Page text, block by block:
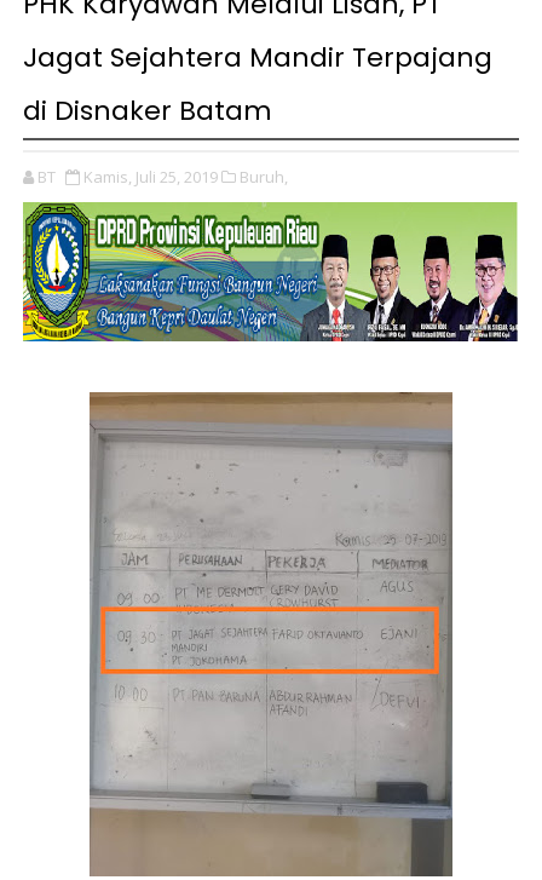
Jagat Sejahtera Mandir Terpajang
di Disnaker Batam
BT Kamis, Juli 25, 2019 Buruh,